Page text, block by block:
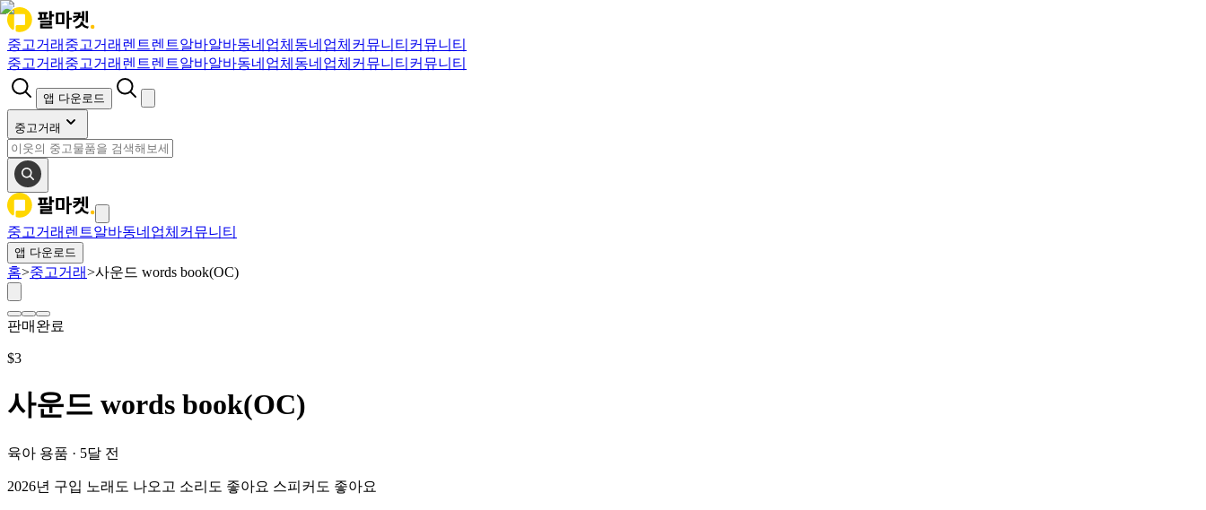
중고거래 중고거래 렌트렌트알바알바동네업체 동네업체 커뮤니티 커뮤니티
중고거래 중고거래 렌트렌트알바알바동네업체 동네업체 커뮤니티 커뮤니티
앱 다운로드
중고거래
중고거래 렌트알바동네업체 커뮤니티
앱 다운로드
홈>중고거래>사운드 words book(OC)
판매완료
$3
사운드 words book(OC)
육아 용품 · 5달 전
2026년 구입 노래도 나오고 소리도 좋아요 스피커도 좋아요